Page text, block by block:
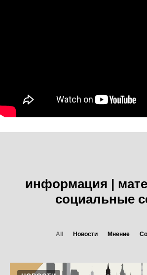
информация |
социальные
All Новости Мнение